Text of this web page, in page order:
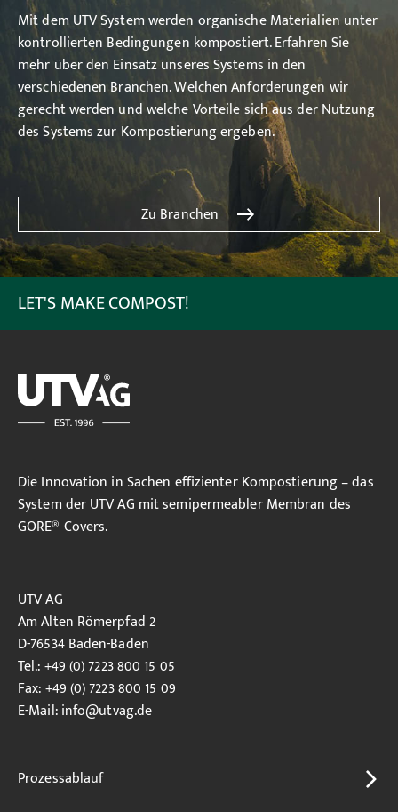
Mit dem UTV System werden organische Materialien unter
kontrollierten Bedingungen kompostiert. Erfahren Sie
mehr über den Einsatz unseres Systems in den
verschiedenen Branchen. Welchen Anforderungen wir
gerecht werden und welche Vorteile sich aus der Nutzung
des Systems zur Kompostierung ergeben.
Zu Branchen
LET'S MAKE COMPOST!
Die Innovation in Sachen effizienter Kompostierung – das
System der UTV AG mit semipermeabler Membran des
GORE® Covers.
UTV AG
Am Alten Römerpfad 2
D-76534 Baden-Baden
Tel.: +49 (0) 7223 800 15 05
Fax: +49 (0) 7223 800 15 09
E-Mail:info@utvag.de
Prozessablauf